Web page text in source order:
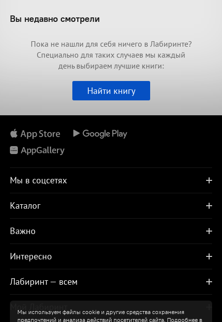
Мы используем файлы cookie и другие средства сохранения
предпочтений и анализа действий посетителей сайта. Подробнее в
Вы недавно смотрели
Пока не нашли для себя ничего в Лабиринте?
Специально для таких случаев мы каждый
день выбираем лучшие книги:
Найти книгу
Мы в соцсетях
Каталог
Важно
Интересно
Лабиринт — всем